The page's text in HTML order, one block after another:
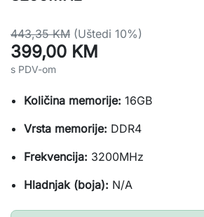
443,35 KM (Uštedi 10%)
399,00 KM
s PDV-om
Količina memorije: 16GB
Vrsta memorije: DDR4
Frekvencija: 3200MHz
Hladnjak (boja): N/A